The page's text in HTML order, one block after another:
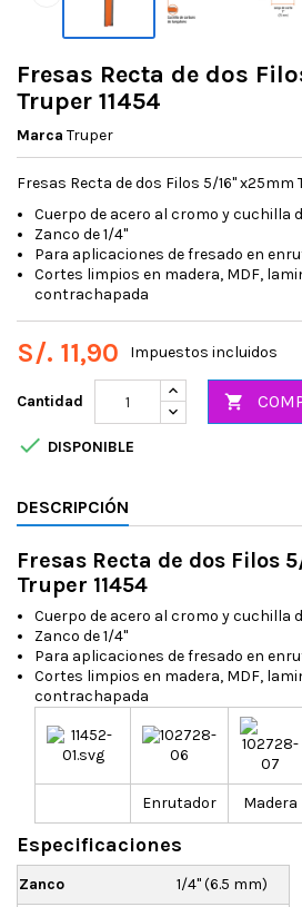
Fresas Recta de dos
Truper 11454
Marca Truper
Fresas Recta de dos Filos 5/16" x25mm
Cuerpo de acero al cromo y cuchilla
Zanco de 1/4"
Para aplicaciones de fresado en
Cortes limpios en madera, MDF,
contrachapada
S/. 11,90 Impuestos incluidos
Cantidad 
 DISPONIBLE
DESCRIPCIÓN
Fresas Recta de dos Filos
Truper 11454
Cuerpo de acero al cromo y cuchilla
Zanco de 1/4"
Para aplicaciones de fresado en
Cortes limpios en madera, MDF,
contrachapada
Enrutador Madera
Especificaciones
Zanco 1/4" (6.5 mm)